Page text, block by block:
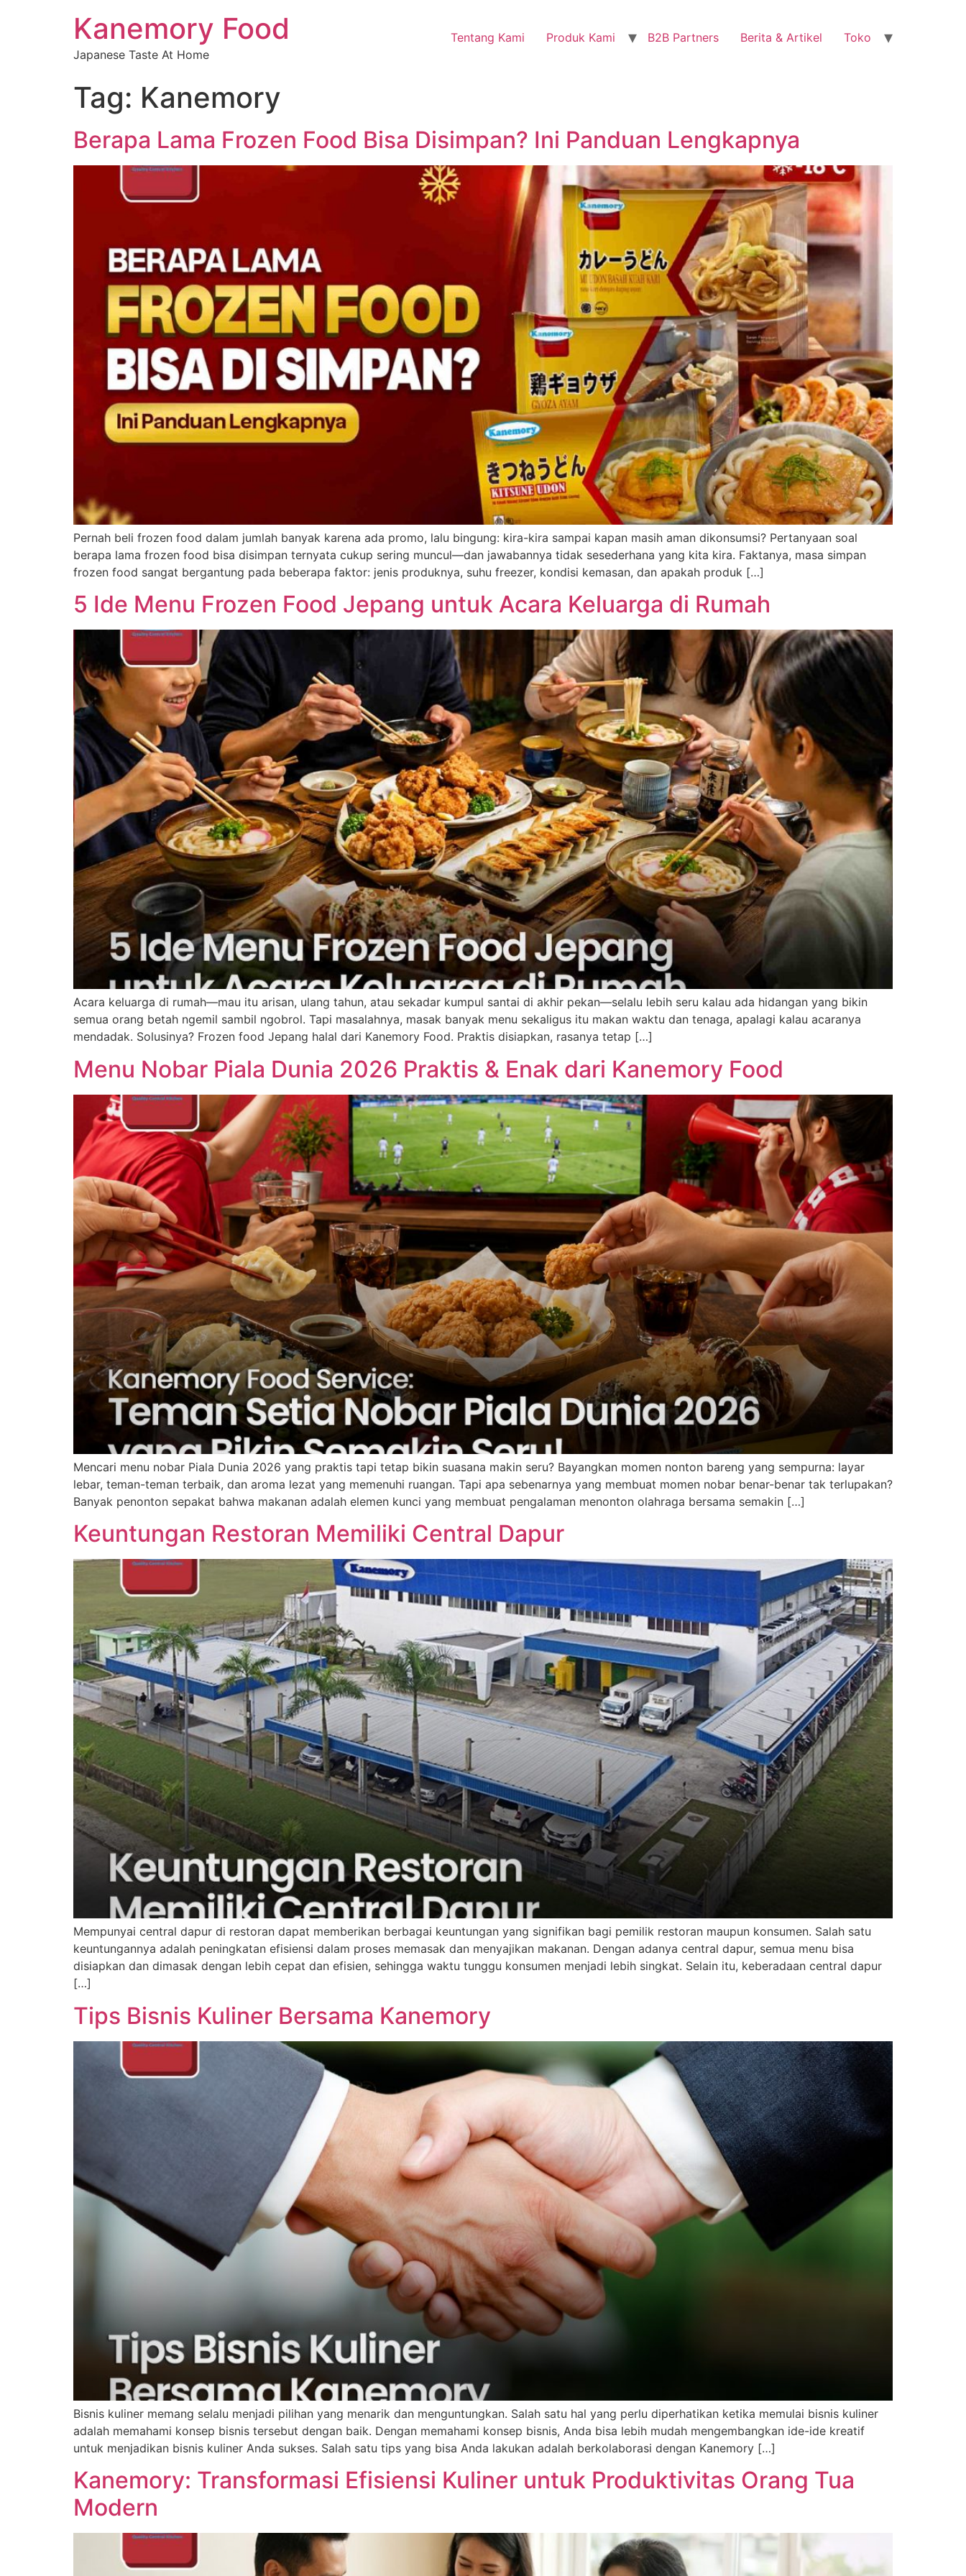
Kanemory Food
Japanese Taste At Home
Tentang Kami Produk Kami B2B Partners Berita & Artikel Toko
Tag: Kanemory
Berapa Lama Frozen Food Bisa Disimpan? Ini Panduan Lengkapnya
Pernah beli frozen food dalam jumlah banyak karena ada promo, lalu bingung: kira-kira sampai kapan masih aman dikonsumsi? Pertanyaan soal
berapa lama frozen food bisa disimpan ternyata cukup sering muncul—dan jawabannya tidak sesederhana yang kita kira. Faktanya, masa simpan
frozen food sangat bergantung pada beberapa faktor: jenis produknya, suhu freezer, kondisi kemasan, dan apakah produk […]
5 Ide Menu Frozen Food Jepang untuk Acara Keluarga di Rumah
Acara keluarga di rumah—mau itu arisan, ulang tahun, atau sekadar kumpul santai di akhir pekan—selalu lebih seru kalau ada hidangan yang bikin
semua orang betah ngemil sambil ngobrol. Tapi masalahnya, masak banyak menu sekaligus itu makan waktu dan tenaga, apalagi kalau acaranya
mendadak. Solusinya? Frozen food Jepang halal dari Kanemory Food. Praktis disiapkan, rasanya tetap […]
Menu Nobar Piala Dunia 2026 Praktis & Enak dari Kanemory Food
Mencari menu nobar Piala Dunia 2026 yang praktis tapi tetap bikin suasana makin seru? Bayangkan momen nonton bareng yang sempurna: layar
lebar, teman-teman terbaik, dan aroma lezat yang memenuhi ruangan. Tapi apa sebenarnya yang membuat momen nobar benar-benar tak terlupakan?
Banyak penonton sepakat bahwa makanan adalah elemen kunci yang membuat pengalaman menonton olahraga bersama semakin […]
Keuntungan Restoran Memiliki Central Dapur
Mempunyai central dapur di restoran dapat memberikan berbagai keuntungan yang signifikan bagi pemilik restoran maupun konsumen. Salah satu
keuntungannya adalah peningkatan efisiensi dalam proses memasak dan menyajikan makanan. Dengan adanya central dapur, semua menu bisa
disiapkan dan dimasak dengan lebih cepat dan efisien, sehingga waktu tunggu konsumen menjadi lebih singkat. Selain itu, keberadaan central dapur
[…]
Tips Bisnis Kuliner Bersama Kanemory
Bisnis kuliner memang selalu menjadi pilihan yang menarik dan menguntungkan. Salah satu hal yang perlu diperhatikan ketika memulai bisnis kuliner
adalah memahami konsep bisnis tersebut dengan baik. Dengan memahami konsep bisnis, Anda bisa lebih mudah mengembangkan ide-ide kreatif
untuk menjadikan bisnis kuliner Anda sukses. Salah satu tips yang bisa Anda lakukan adalah berkolaborasi dengan Kanemory […]
Kanemory: Transformasi Efisiensi Kuliner untuk Produktivitas Orang Tua
Modern